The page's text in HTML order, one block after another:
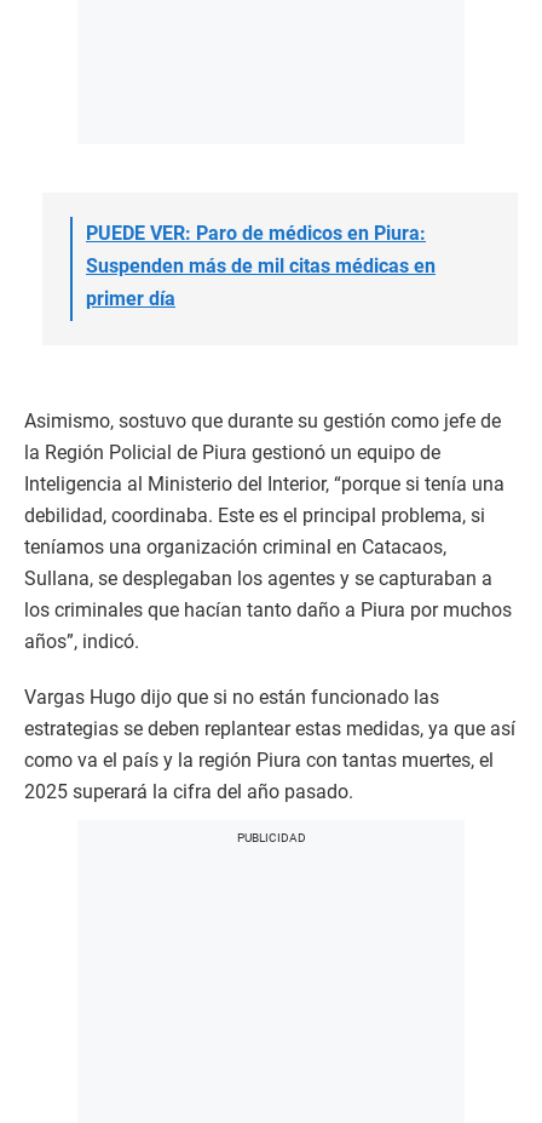
PUEDE VER: Paro de médicos en Piura:
Suspenden más de mil citas médicas en
primer día
Asimismo, sostuvo que durante su gestión como jefe de
la Región Policial de Piura gestionó un equipo de
Inteligencia al Ministerio del Interior, “porque si tenía una
debilidad, coordinaba. Este es el principal problema, si
teníamos una organización criminal en Catacaos,
Sullana, se desplegaban los agentes y se capturaban a
los criminales que hacían tanto daño a Piura por muchos
años”, indicó.
Vargas Hugo dijo que si no están funcionado las
estrategias se deben replantear estas medidas, ya que así
como va el país y la región Piura con tantas muertes, el
2025 superará la cifra del año pasado.